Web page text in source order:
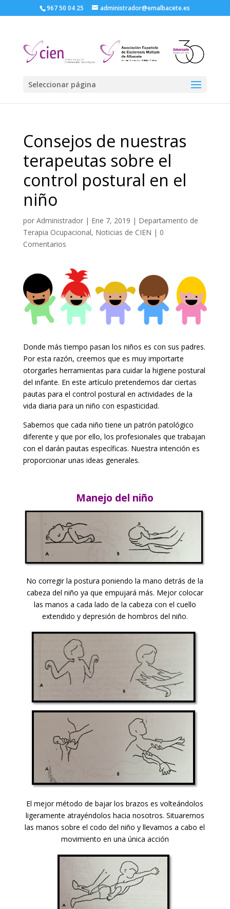
967 50 04 25 administrador@emalbacete.es
Seleccionar página
Consejos de nuestras
terapeutas sobre el
control postural en el
niño
por Administrador| Ene 7, 2019 | Departamento de
Terapia Ocupacional, Noticias de CIEN | 0
Comentarios
Donde más tiempo pasan los niños es con sus padres.
Por esta razón, creemos que es muy importarte
otorgarles herramientas para cuidar la higiene postural
del infante. En este artículo pretendemos dar ciertas
pautas para el control postural en actividades de la
vida diaria para un niño con espasticidad.
Sabemos que cada niño tiene un patrón patológico
diferente y que por ello, los profesionales que trabajan
con el darán pautas específicas. Nuestra intención es
proporcionar unas ideas generales.
Manejo del niño
No corregir la postura poniendo la mano detrás de la
cabeza del niño ya que empujará más. Mejor colocar
las manos a cada lado de la cabeza con el cuello
extendido y depresión de hombros del niño.
El mejor método de bajar los brazos es volteándolos
ligeramente atrayéndolos hacia nosotros. Situaremos
las manos sobre el codo del niño y llevamos a cabo el
movimiento en una única acción